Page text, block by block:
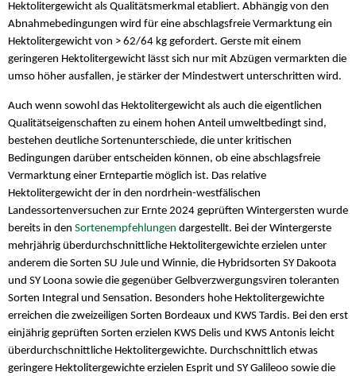
Hektolitergewicht als Qualitätsmerkmal etabliert. Abhängig von den
Abnahmebedingungen wird für eine abschlagsfreie Vermarktung ein
Hektolitergewicht von > 62/64 kg gefordert. Gerste mit einem
geringeren Hektolitergewicht lässt sich nur mit Abzügen vermarkten die
umso höher ausfallen, je stärker der Mindestwert unterschritten wird.
Auch wenn sowohl das Hektolitergewicht als auch die eigentlichen
Qualitätseigenschaften zu einem hohen Anteil umweltbedingt sind,
bestehen deutliche Sortenunterschiede, die unter kritischen
Bedingungen darüber entscheiden können, ob eine abschlagsfreie
Vermarktung einer Erntepartie möglich ist. Das relative
Hektolitergewicht der in den nordrhein-westfälischen
Landessortenversuchen zur Ernte 2024 geprüften Wintergersten wurde
bereits in den Sortenempfehlungen dargestellt. Bei der Wintergerste
mehrjährig überdurchschnittliche Hektolitergewichte erzielen unter
anderem die Sorten SU Jule und Winnie, die Hybridsorten SY Dakoota
und SY Loona sowie die gegenüber Gelbverzwergungsviren toleranten
Sorten Integral und Sensation. Besonders hohe Hektolitergewichte
erreichen die zweizeiligen Sorten Bordeaux und KWS Tardis. Bei den erst
einjährig geprüften Sorten erzielen KWS Delis und KWS Antonis leicht
überdurchschnittliche Hektolitergewichte. Durchschnittlich etwas
geringere Hektolitergewichte erzielen Esprit und SY Galileoo sowie die